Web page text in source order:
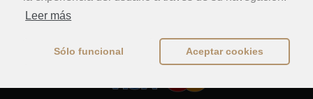
Leer más
Sólo funcional Aceptar cookies
Bodegas Lupanda 2026. Todos los derechos
reservados.